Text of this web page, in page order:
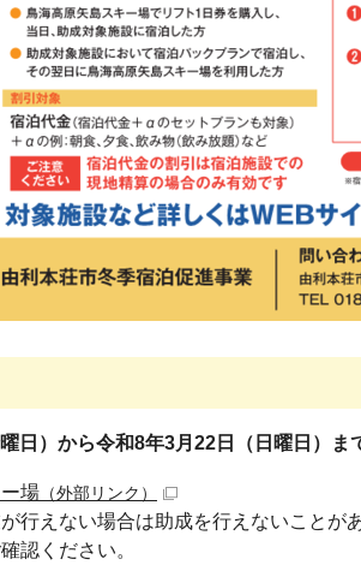
日）から令和8年3月22日（日曜日）ま
場 （外部リンク）
行えない場合は助成を行えないことが
認ください。